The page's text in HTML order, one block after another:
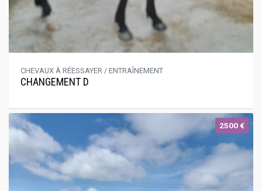
CHEVAUX À RÉESSAYER / ENTRAÎNEMENT
CHANGEMENT D
2500 €